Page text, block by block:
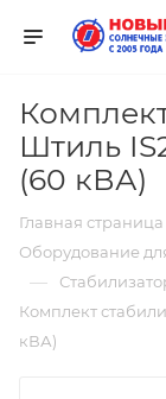
Штиль
(60 кВА)
Главная страница
Оборудование
—
Комплект
кВА)